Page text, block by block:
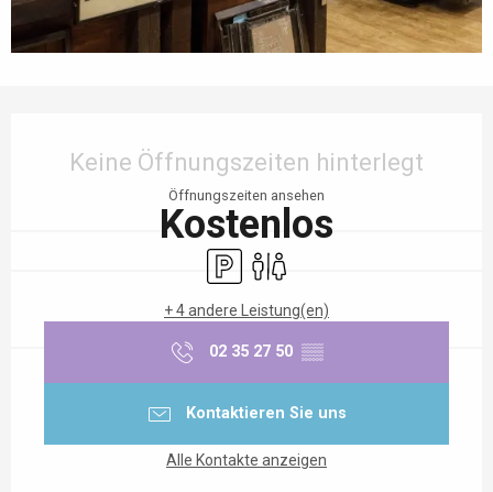
Keine Öffnungszeiten hinterlegt
Öffnungszeiten ansehen
Kostenlos
ParkplatzToiletten
+ 4 andere Leistung(en)
02 35 27 50 ▒▒
Kontaktieren Sie uns
Alle Kontakte anzeigen